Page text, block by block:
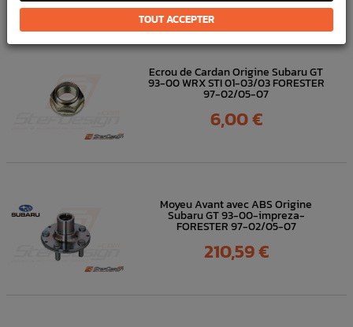
CATÉGORIE
Ecrou de Cardan Origine Subaru GT
93-00 WRX STI 01-03/03 FORESTER
97-02/05-07
Prix
6,00 €
Moyeu Avant avec ABS Origine
Subaru GT 93-00-impreza-
FORESTER 97-02/05-07
Prix
210,59 €
TOUT ACCEPTER